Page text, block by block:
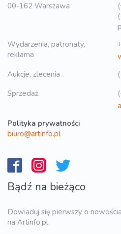
00-162 Warszawa
Wydarzenia, patronaty,
reklama
Aukcje, zlecenia
Sprzedaż
Polityka prywatności
biuro@artinfo.pl
Bądź na bieżąco
Dowiaduj się pierwszy o
na Artinfo.pl